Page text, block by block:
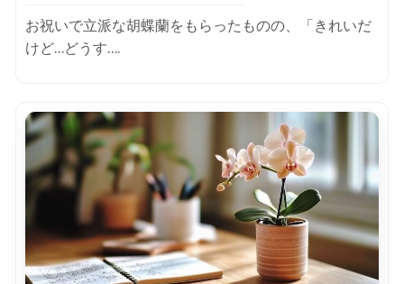
お祝いで立派な胡蝶蘭をもらったものの、「きれいだ
けど…どうす….